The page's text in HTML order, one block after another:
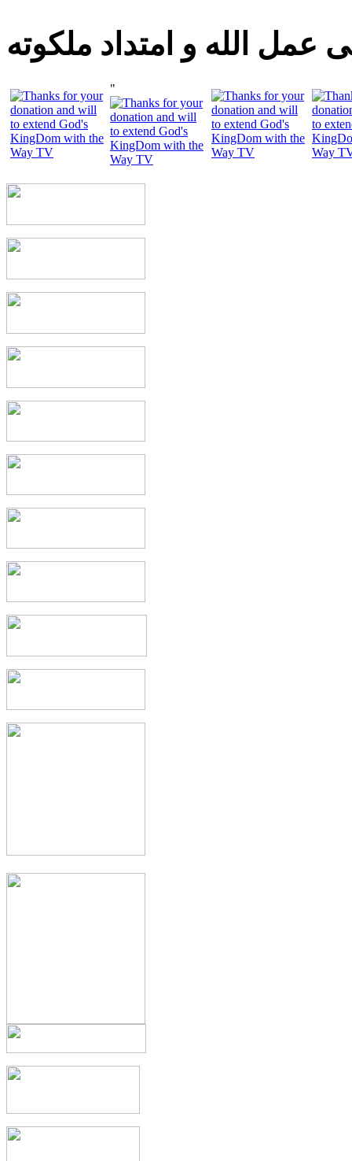
عمل الله و امتداد ملكوته
"